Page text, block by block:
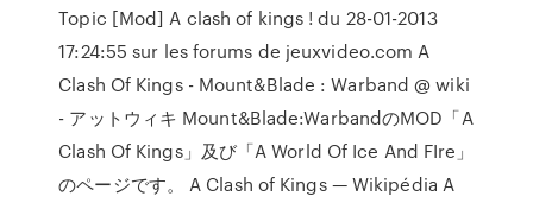
Topic [Mod] A clash of kings ! du 28-01-2013
17:24:55 sur les forums de jeuxvideo.com A
Clash Of Kings - Mount&Blade : Warband @ wiki
- アットウィキ Mount&Blade:WarbandのMOD「A
Clash Of Kings」及び「A World Of Ice And FIre」
のページです。 A Clash of Kings — Wikipédia A